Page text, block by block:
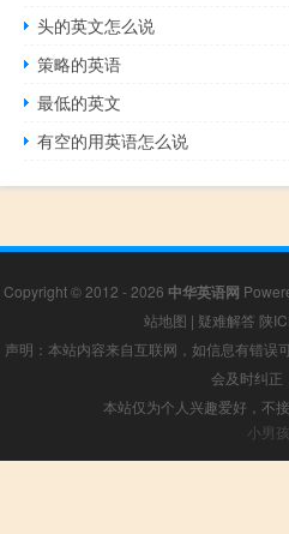
头的英文怎么说
策略的英语
最低的英文
有空的用英语怎么说
Copyright © 2012 - 2026 中华英语网
站地图 | 疑难解答 陕
声明：本站内容来自互联网，如信息有错误
会及时纠正
本站仅为个人兴趣爱好，不
小男孩